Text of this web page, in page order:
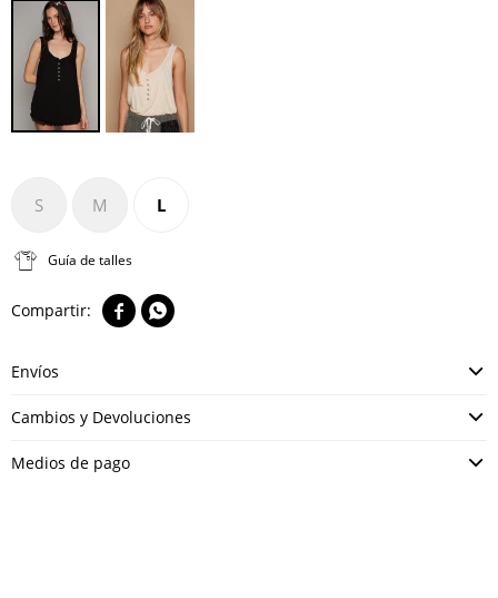
S M L
Guía de talles
 
Envíos
Cambios y Devoluciones
Medios de pago